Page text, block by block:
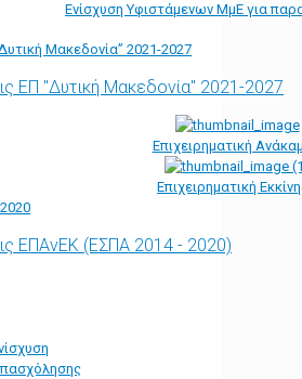
Ενίσχυση Υφιστάμενων ΜμΕ για
Μακεδονία” 2021-2027
ΕΠ "Δυτική Μακεδονία" 2021-2027
Επιχειρηματική
Επιχειρηματική
ΕΠΑνΕΚ (ΕΣΠΑ 2014 - 2020)